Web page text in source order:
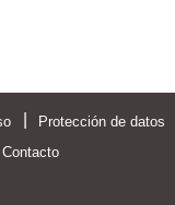
Protección de datos
Contacto